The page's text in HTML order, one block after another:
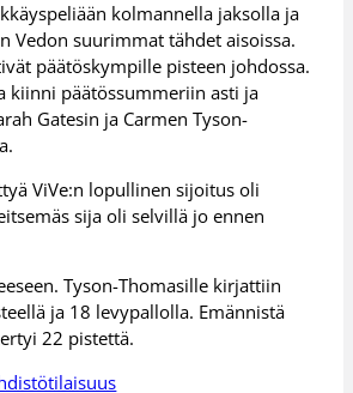
kolmannella jaksolla ja
Vedon suurimmat tähdet aisoissa.
päätöskympille pisteen johdossa.
kiinni päätössummeriin asti ja
Gatesin ja Carmen Tyson-
ViVe:n lopullinen sijoitus oli
sija oli selvillä jo ennen
Tyson-Thomasille kirjattiin
ja 18 levypallolla. Emännistä
22 pistettä.